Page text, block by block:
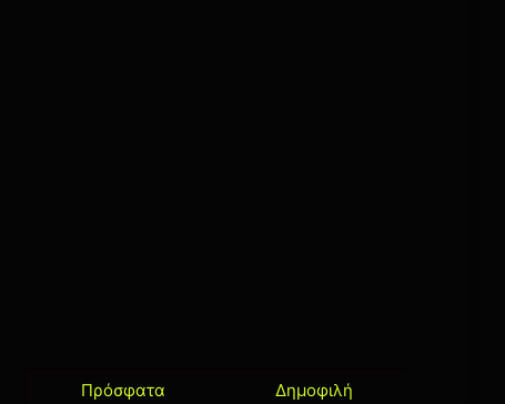
Πρόσφατα Δημοφιλή